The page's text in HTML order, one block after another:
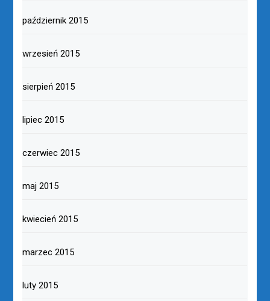
październik 2015
wrzesień 2015
sierpień 2015
lipiec 2015
czerwiec 2015
maj 2015
kwiecień 2015
marzec 2015
luty 2015